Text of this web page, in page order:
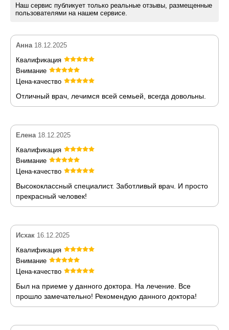
Наш сервис публикует только реальные отзывы, размещенные
пользователями на нашем сервисе.
Анна 18.12.2025
Квалификация
Внимание
Цена-качество
Отличный врач, лечимся всей семьей, всегда довольны.
Елена 18.12.2025
Квалификация
Внимание
Цена-качество
Высококлассный специалист. Заботливый врач. И просто
прекрасный человек!
Исхак 16.12.2025
Квалификация
Внимание
Цена-качество
Был на приеме у данного доктора. На лечение. Все
прошло замечательно! Рекомендую данного доктора!